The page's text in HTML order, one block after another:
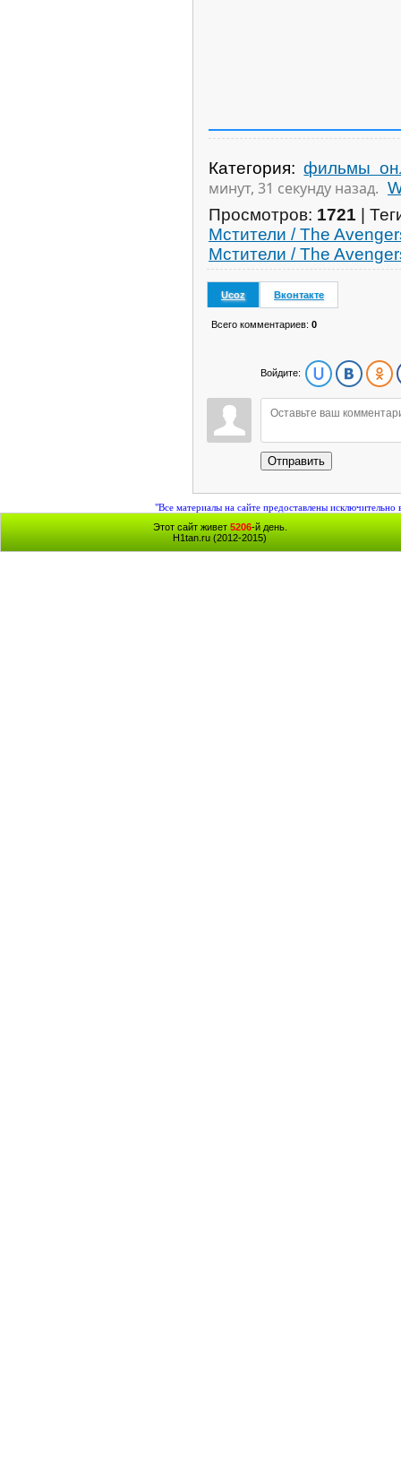
Категория:фильмы
минут, 32 секунды назад.
Просмотров: 1721 |
Мстители / The
Мстители / The
Ucoz Вконтакте
Всего комментариев: 0
Войдите:
Отправить
"Все материалы на сайте предоставлены исключительно
Этот сайт живет 5206-й день.
H1tan.ru (2012-2015)